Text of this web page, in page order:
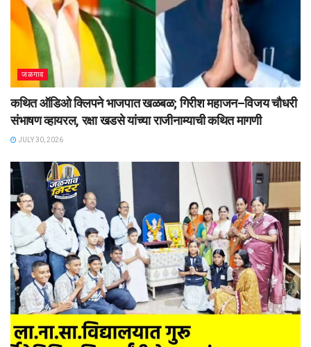
जळगाव
कथित ऑडिओ क्लिपने भाजपात खळबळ; गिरीश महाजन–विजय चौधरी
संभाषण व्हायरल, रक्षा खडसे यांच्या राजीनाम्याची कथित मागणी
JULY 30, 2026